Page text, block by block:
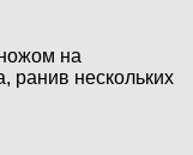
на
ранив нескольких